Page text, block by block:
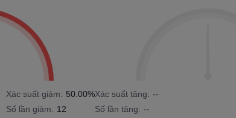
Xác suất giảm: 50.00%
Số lần giảm: 12
Xác suất tăng: --
Số lần tăng: --